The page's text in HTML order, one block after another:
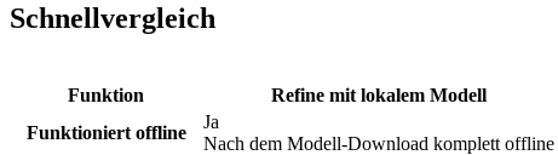
Schnellvergleich
Funktion
Refine mit lokalem Modell
Funktioniert offline
Ja
Nach dem Modell-Download komplett offline